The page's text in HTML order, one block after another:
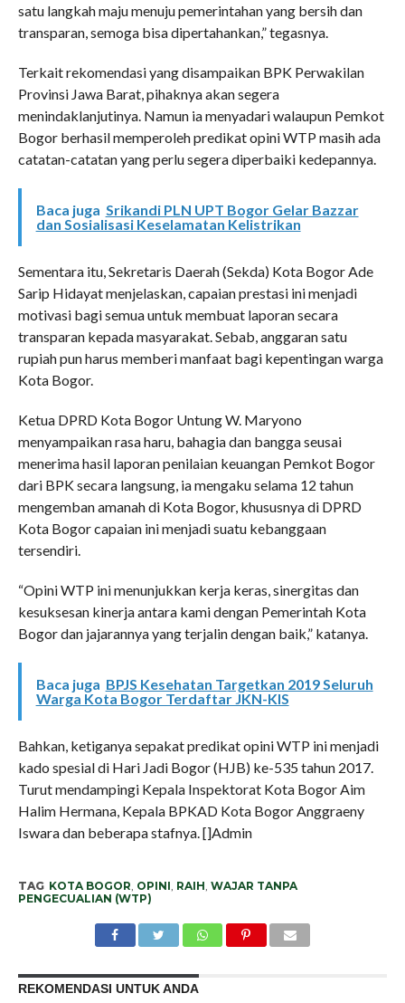
satu langkah maju menuju pemerintahan yang bersih dan
transparan, semoga bisa dipertahankan,” tegasnya.
Terkait rekomendasi yang disampaikan BPK Perwakilan
Provinsi Jawa Barat, pihaknya akan segera
menindaklanjutinya. Namun ia menyadari walaupun Pemkot
Bogor berhasil memperoleh predikat opini WTP masih ada
catatan-catatan yang perlu segera diperbaiki kedepannya.
Baca juga Srikandi PLN UPT Bogor Gelar Bazzar
dan Sosialisasi Keselamatan Kelistrikan
Sementara itu, Sekretaris Daerah (Sekda) Kota Bogor Ade
Sarip Hidayat menjelaskan, capaian prestasi ini menjadi
motivasi bagi semua untuk membuat laporan secara
transparan kepada masyarakat. Sebab, anggaran satu
rupiah pun harus memberi manfaat bagi kepentingan warga
Kota Bogor.
Ketua DPRD Kota Bogor Untung W. Maryono
menyampaikan rasa haru, bahagia dan bangga seusai
menerima hasil laporan penilaian keuangan Pemkot Bogor
dari BPK secara langsung, ia mengaku selama 12 tahun
mengemban amanah di Kota Bogor, khususnya di DPRD
Kota Bogor capaian ini menjadi suatu kebanggaan
tersendiri.
“Opini WTP ini menunjukkan kerja keras, sinergitas dan
kesuksesan kinerja antara kami dengan Pemerintah Kota
Bogor dan jajarannya yang terjalin dengan baik,” katanya.
Baca juga BPJS Kesehatan Targetkan 2019 Seluruh
Warga Kota Bogor Terdaftar JKN-KIS
Bahkan, ketiganya sepakat predikat opini WTP ini menjadi
kado spesial di Hari Jadi Bogor (HJB) ke-535 tahun 2017.
Turut mendampingi Kepala Inspektorat Kota Bogor Aim
Halim Hermana, Kepala BPKAD Kota Bogor Anggraeny
Iswara dan beberapa stafnya. []Admin
TAG KOTA BOGOR OPINI RAIH WAJAR TANPA
PENGECUALIAN (WTP)
REKOMENDASI UNTUK ANDA